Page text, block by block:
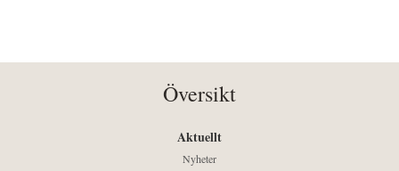
Översikt
Aktuellt
Nyheter